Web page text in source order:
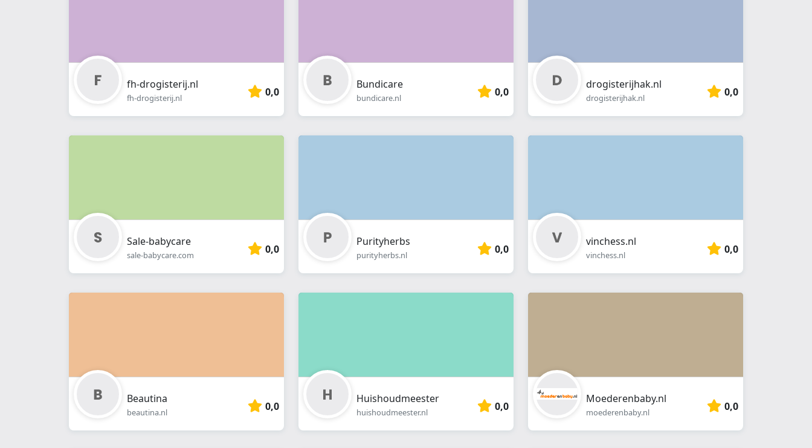
fh-drogisterij.nl
fh-drogisterij.nl 0,0
Bundicare
bundicare.nl 0,0
drogisterijhak.nl
drogisterijhak.nl 0,0
Sale-babycare
sale-babycare.com 0,0
Purityherbs
purityherbs.nl 0,0
vinchess.nl
vinchess.nl 0,0
Beautina
beautina.nl 0,0
Huishoudmeester
huishoudmeester.nl 0,0
Moederenbaby.nl
moederenbaby.nl 0,0